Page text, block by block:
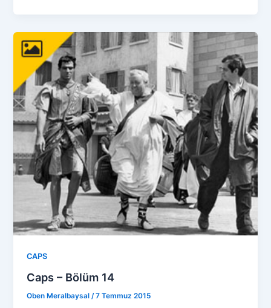
CAPS
Caps – Bölüm 14
Oben Meralbaysal/7 Temmuz 2015